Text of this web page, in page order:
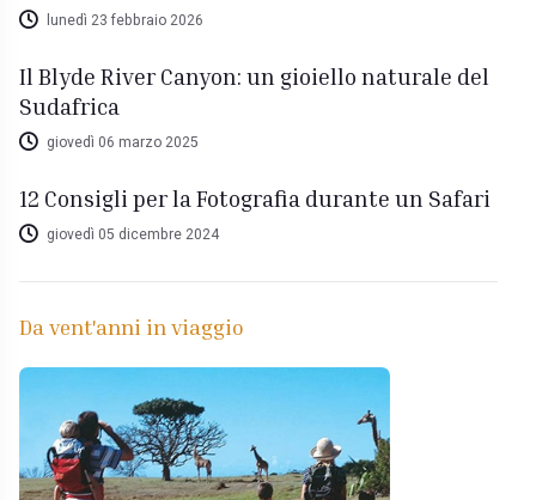
lunedì 23 febbraio 2026
Il Blyde River Canyon: un gioiello naturale del
Sudafrica
giovedì 06 marzo 2025
12 Consigli per la Fotografia durante un Safari
giovedì 05 dicembre 2024
Da vent'anni in viaggio